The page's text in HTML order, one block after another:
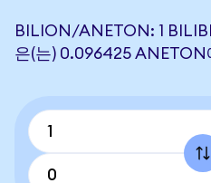
BILION/ANETON: 1
은(는) 0.096425 ANETON